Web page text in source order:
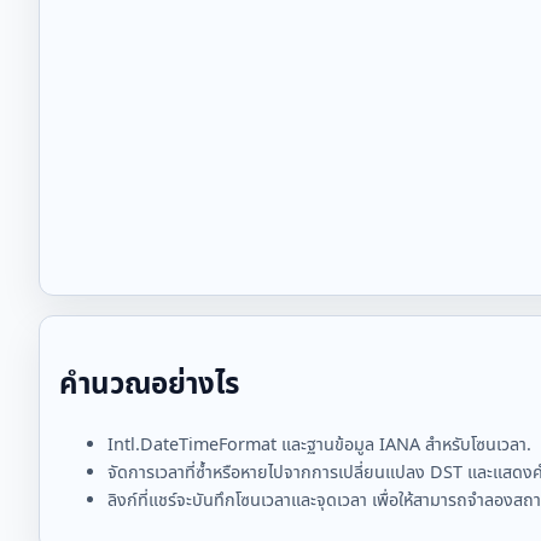
คำนวณอย่างไร
Intl.DateTimeFormat และฐานข้อมูล IANA สำหรับโซนเวลา.
จัดการเวลาที่ซ้ำหรือหายไปจากการเปลี่ยนแปลง DST และแสดง
ลิงก์ที่แชร์จะบันทึกโซนเวลาและจุดเวลา เพื่อให้สามารถจำลองส